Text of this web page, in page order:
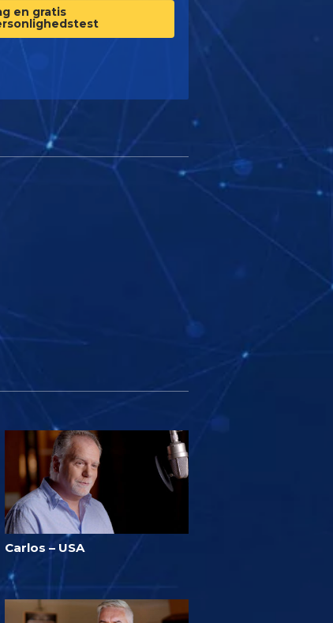
en gratis
Carlos – USA